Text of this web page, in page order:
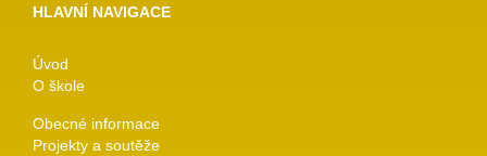
HLAVNÍ NAVIGACE
Úvod
O škole
Obecné informace
Projekty a soutěže